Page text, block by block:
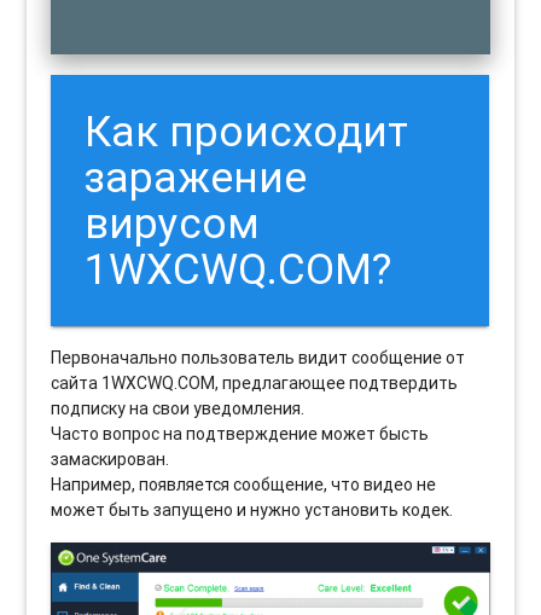
Как происходит
заражение
вирусом
1WXCWQ.COM?
Первоначально пользователь видит сообщение от
сайта 1WXCWQ.COM, предлагающее подтвердить
подписку на свои уведомления.
Часто вопрос на подтверждение может бысть
замаскирован.
Например, появляется сообщение, что видео не
может быть запущено и нужно установить кодек.